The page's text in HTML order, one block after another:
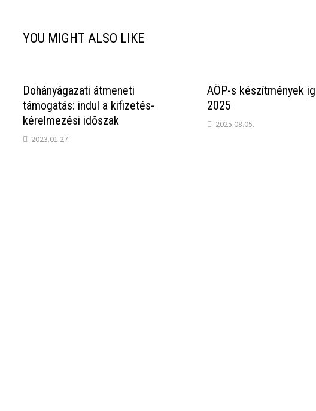
YOU MIGHT ALSO LIKE
Dohányágazati átmeneti
támogatás: indul a kifizetés-
kérelmezési időszak
2023.01.27.
AÖP-s készítmények
2025
2025.08.05.